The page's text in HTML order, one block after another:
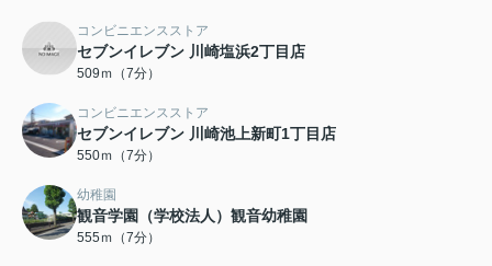
コンビニエンスストア
セブンイレブン 川崎塩浜2丁目店
509ｍ（7分）
コンビニエンスストア
セブンイレブン 川崎池上新町1丁目店
550ｍ（7分）
幼稚園
観音学園（学校法人）観音幼稚園
555ｍ（7分）